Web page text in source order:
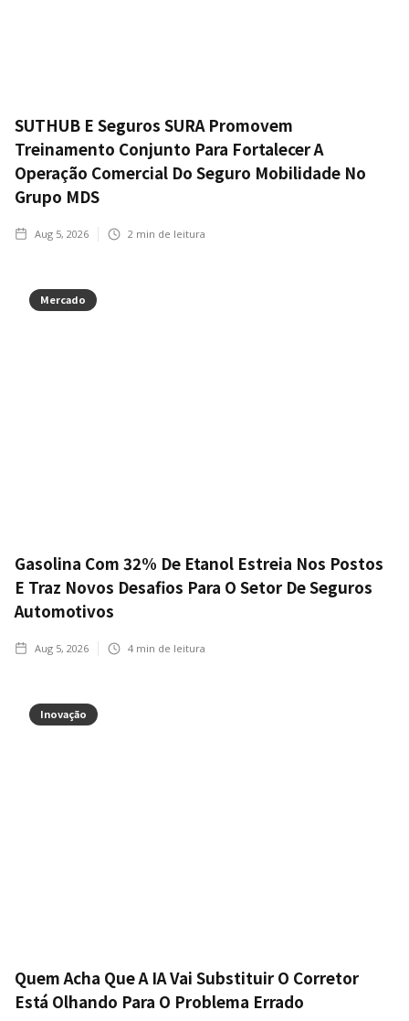
SUTHUB E Seguros SURA Promovem
Treinamento Conjunto Para Fortalecer A
Operação Comercial Do Seguro Mobilidade No
Grupo MDS
Aug 5, 2026 2 min de leitura
Mercado
Gasolina Com 32% De Etanol Estreia Nos Postos
E Traz Novos Desafios Para O Setor De Seguros
Automotivos
Aug 5, 2026 4 min de leitura
Inovação
Quem Acha Que A IA Vai Substituir O Corretor
Está Olhando Para O Problema Errado